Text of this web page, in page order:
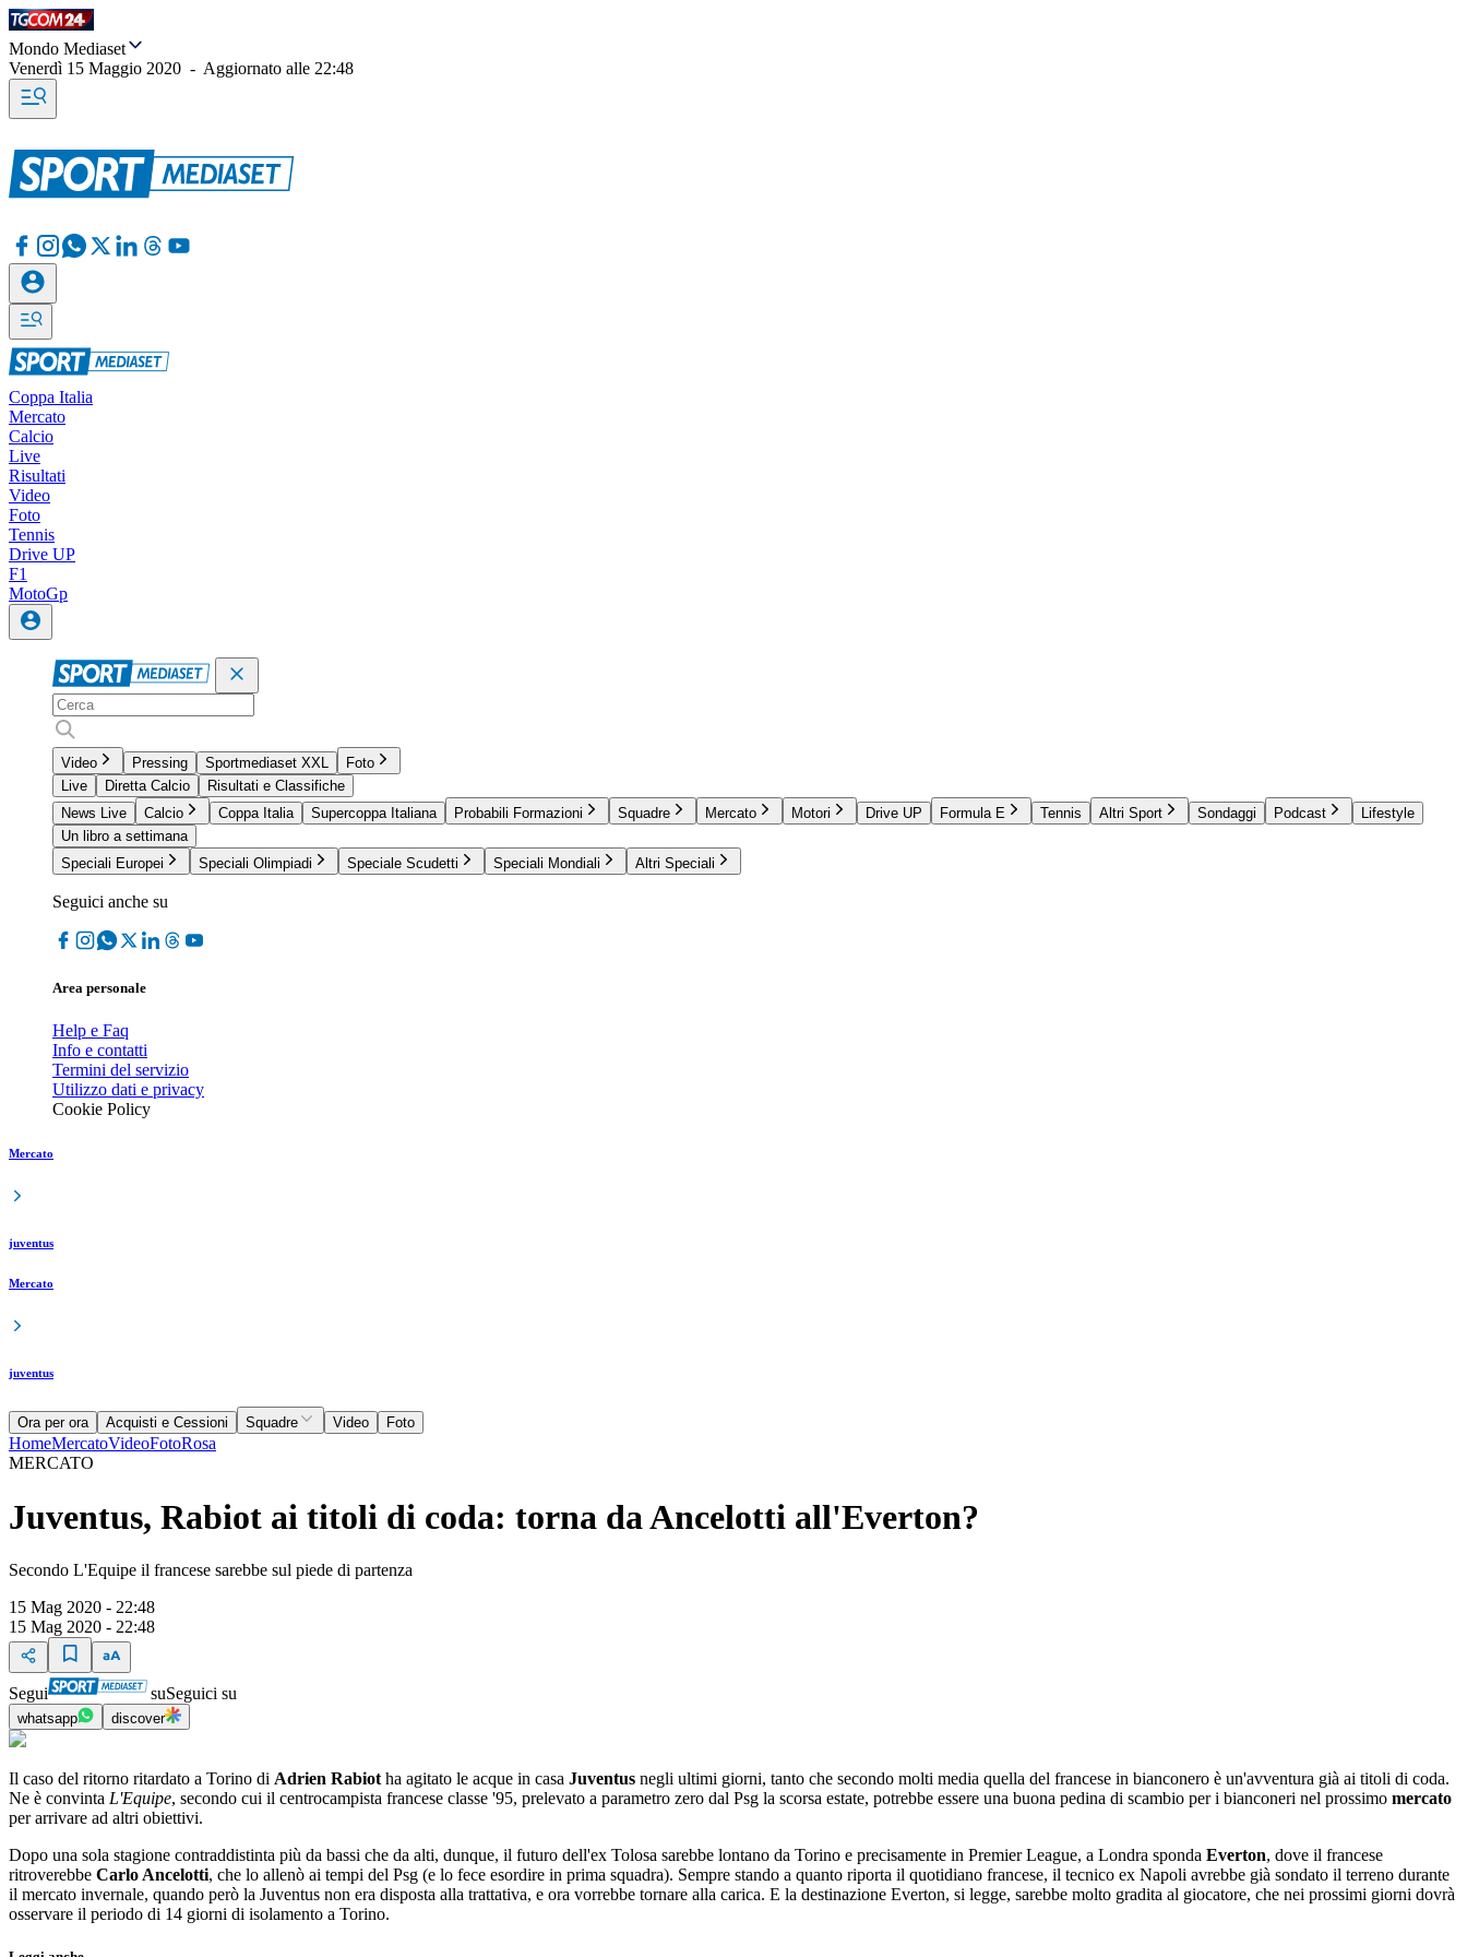
Mondo Mediaset
Venerdì 15 Maggio 2020 - Aggiornato alle 22:48
Coppa Italia
Mercato
Calcio
Live
Risultati
Video
Foto
Tennis
Drive UP
F1
MotoGp
Video Pressing Sportmediaset XXL
Foto
Live
Diretta Calcio
Risultati e Classifiche
News Live
Calcio Coppa Italia Supercoppa Italiana Probabili Formazioni Squadre Mercato Motori Drive UP Formula E Tennis Altri Sport Sondaggi Podcast
Lifestyle
Un libro a settimana
Speciali Europei
Speciali Olimpiadi Speciale Scudetti Speciali Mondiali Altri Speciali
Seguici anche su
Area personale
Help e Faq
Info e contatti
Termini del servizio
Utilizzo dati e privacy
Cookie Policy
Mercato
juventus
Mercato
juventus
Ora per ora Acquisti e Cessioni Squadre Video Foto
HomeMercatoVideoFotoRosa
MERCATO
Juventus, Rabiot ai titoli di coda: torna da Ancelotti all'Everton?
Secondo L'Equipe il francese sarebbe sul piede di partenza
15 Mag 2020 - 22:48
15 Mag 2020 - 22:48
Segui suSeguici su
whatsapp discover
Il caso del ritorno ritardato a Torino di Adrien Rabiot ha agitato le acque in casa Juventus negli ultimi giorni, tanto che secondo molti media quella del francese in bianconero è un'avventura già ai titoli di coda.
Ne è convinta L'Equipe, secondo cui il centrocampista francese classe '95, prelevato a parametro zero dal Psg la scorsa estate, potrebbe essere una buona pedina di scambio per i bianconeri nel prossimo mercato
per arrivare ad altri obiettivi.
Dopo una sola stagione contraddistinta più da bassi che da alti, dunque, il futuro dell'ex Tolosa sarebbe lontano da Torino e precisamente in Premier League, a Londra sponda Everton, dove il francese
ritroverebbe Carlo Ancelotti, che lo allenò ai tempi del Psg (e lo fece esordire in prima squadra). Sempre stando a quanto riporta il quotidiano francese, il tecnico ex Napoli avrebbe già sondato il terreno durante
il mercato invernale, quando però la Juventus non era disposta alla trattativa, e ora vorrebbe tornare alla carica. E la destinazione Everton, si legge, sarebbe molto gradita al giocatore, che nei prossimi giorni dovrà
osservare il periodo di 14 giorni di isolamento a Torino.